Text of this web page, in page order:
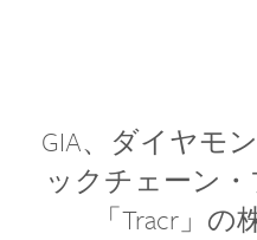
GIA、ダイヤモ
ックチェーン
「Tracr」